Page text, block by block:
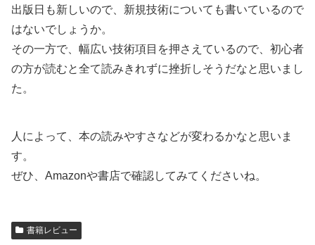
出版日も新しいので、新規技術についても書いているので
はないでしょうか。
その一方で、幅広い技術項目を押さえているので、初心者
の方が読むと全て読みきれずに挫折しそうだなと思いまし
た。
人によって、本の読みやすさなどが変わるかなと思いま
す。
ぜひ、Amazonや書店で確認してみてくださいね。
書籍レビュー